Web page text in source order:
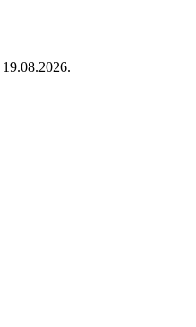
19.08.2026.